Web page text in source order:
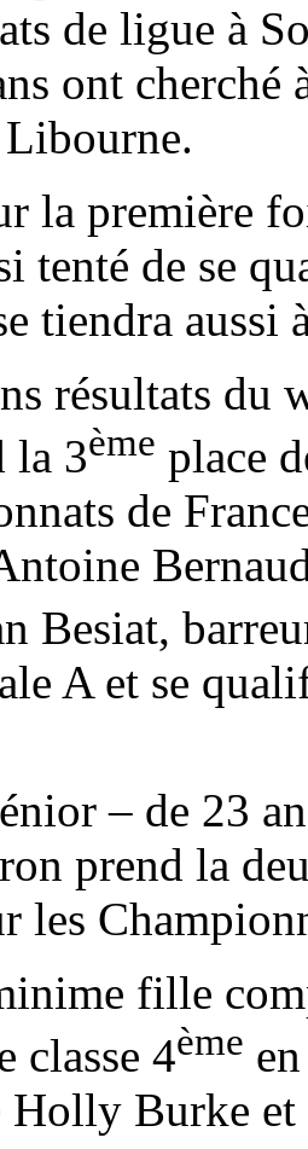
de ligue à
ont
Libourne.
la première
tenté de se
tiendra
résultats du
la 3ème place
de
Besiat,
A et se
– de 23
prend la
les
fille
classe 4ème
Holly Burke